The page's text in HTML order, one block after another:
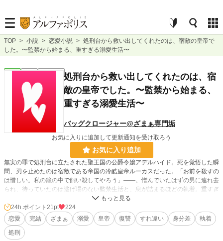
TOP > 小説 > 恋愛小説 > 処刑台から救い出してくれたのは、宿敵の皇帝で
した。〜監禁から始まる、重すぎる溺愛生活〜
恋愛 完結 ｼｮｰﾄｼｮｰﾄ
処刑台から救い出してくれたのは、宿
敵の皇帝でした。〜監禁から始まる、
重すぎる溺愛生活〜
バッグクロージャー@ざまぁ専門垢
お気に入りに追加して更新通知を受け取ろう
お気に入り追加
無実の罪で処刑台に立たされた聖王国の公爵令嬢アデルハイド。死を覚悟した瞬
間、刃を止めたのは宿敵である帝国の冷酷皇帝ルーカスだった。「お前を殺すの
は惜しい。私の籠の中で飼い殺してやろう」――。憎んでいたはずの男に連れ去
られ、待っていたのは逃げ場のない監禁生活と、息が詰まるほどの執着。重すぎ
る愛に溺れる、官能的で甘美な復讐譚 。
小説 25,084 位 / 228,585 件
恋愛
24h.ポイント 21pt
224
恋愛
完結 ざまぁ 溺愛 皇帝 復讐 すれ違い 身分差
執着
処刑